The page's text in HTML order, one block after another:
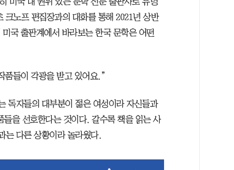
노프 편집장과의 대화를 통해 2021년 상반
국 출판계에서 바라보는 한국 문학은 어떤
품들이 각광을 받고 있어요.”
독자들의 대부분이 젊은 여성이라 자신들과
을 선호한다는 것이다. 갈수록 책을 읽는 사
는 다른 상황이라 놀라웠다.